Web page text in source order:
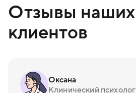
Отзывы наших
клиентов
Оксана
Клинический психолог